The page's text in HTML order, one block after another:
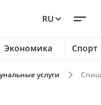
RU
Экономика Спорт
услуги